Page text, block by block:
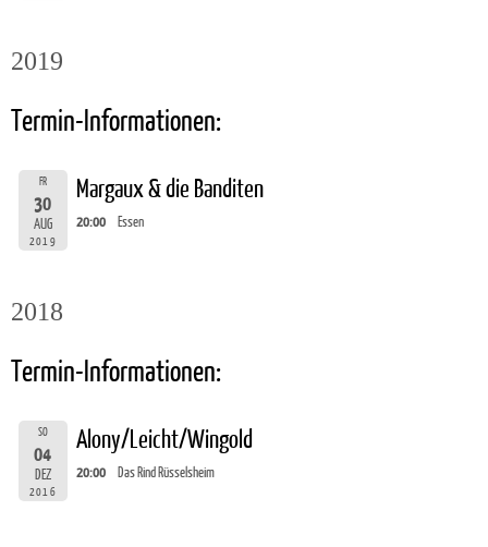
2019
Termin-Informationen:
FR
30
AUG
2019
Margaux & die Banditen
20:00 Essen
2018
Termin-Informationen:
SO
04
DEZ
2016
Alony/Leicht/Wingold
20:00 Das Rind Rüsselsheim